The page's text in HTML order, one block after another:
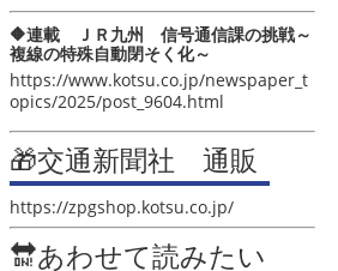
🔶連載 ＪＲ九州 信号通信課の挑戦～
複線の特殊自動閉そく化～
https://www.kotsu.co.jp/newspaper_t
opics/2025/post_9604.html
🎁交通新聞社 通販
https://zpgshop.kotsu.co.jp/
🔛あわせて読みたい